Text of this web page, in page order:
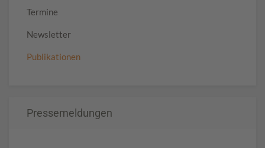
Termine
Newsletter
Publikationen
Pressemeldungen